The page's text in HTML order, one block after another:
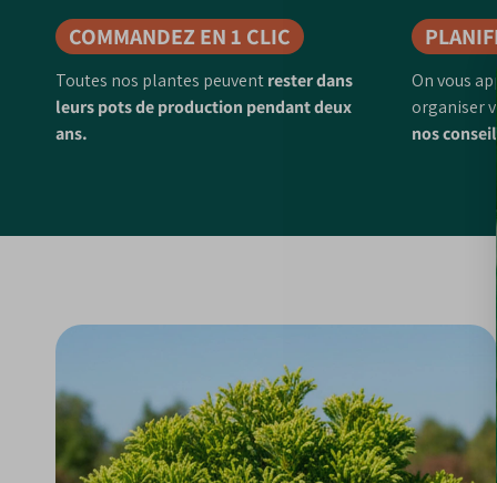
COMMANDEZ EN 1 CLIC
Toutes nos plantes peuventrester dans
leurs pots de production pendant deux
ans.
On vous
organiser
nos